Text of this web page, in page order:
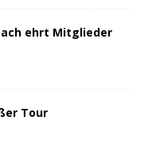
ehrt Mitglieder
Tour